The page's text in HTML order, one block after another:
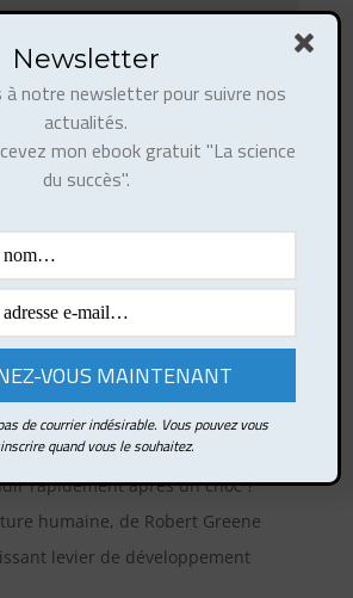
pour réduire les indésirables.
la façon dont les données de vos
traitées.
votre esprit de synthèse ?
rapidement après un choc ?
humaine, de Robert Greene
levier de développement
Newsletter
à notre newsletter pour suivre nos
actualités.
mon ebook gratuit "La science
du succès".
de courrier indésirable. Vous pouvez vous
quand vous le souhaitez.